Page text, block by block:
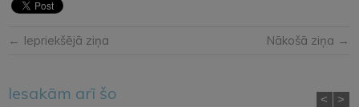
← Iepriekšējā ziņa Nākošā ziņa →
Iesakām arī šo < >